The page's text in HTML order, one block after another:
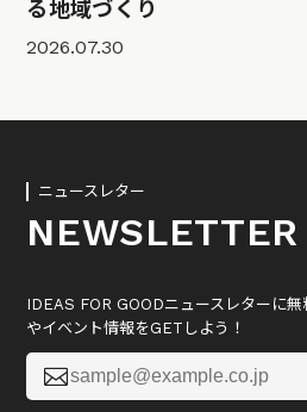
る地域づくり
2026.07.30
ニュースレター
NEWSLETTER
IDEAS FOR GOODニュースレターに
やイベント情報をGETしよう！
